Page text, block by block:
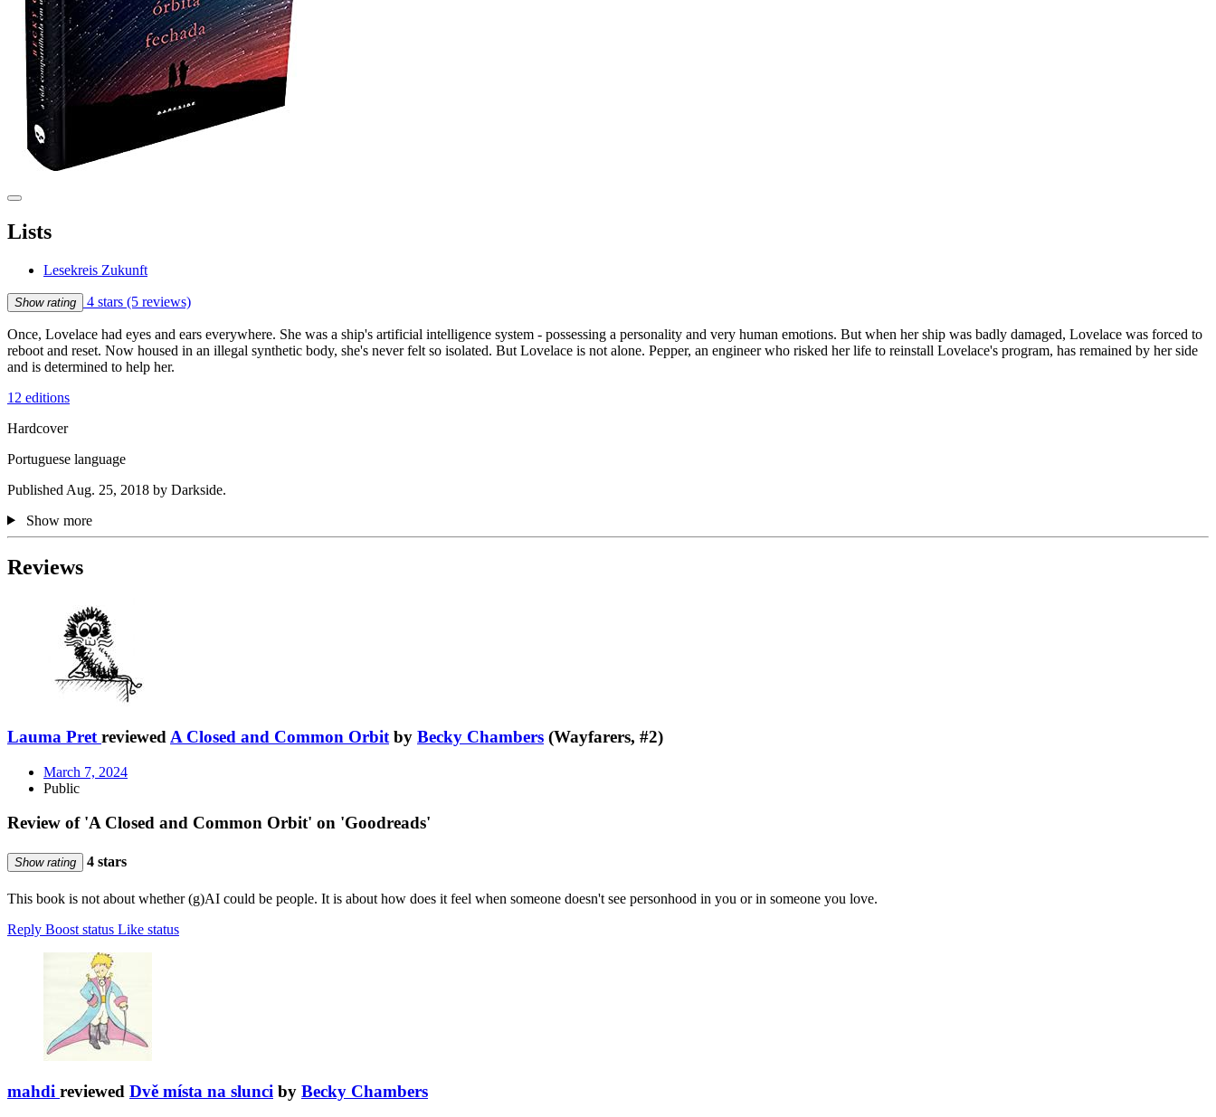
Lists
Lesekreis Zukunft
Show rating 4 stars (5 reviews)
Once, Lovelace had eyes and ears everywhere. She was a ship's artificial intelligence system - possessing a personality and very human emotions. But when her ship was badly damaged, Lovelace was forced to
reboot and reset. Now housed in an illegal synthetic body, she's never felt so isolated. But Lovelace is not alone. Pepper, an engineer who risked her life to reinstall Lovelace's program, has remained by her side
and is determined to help her.
12 editions
Hardcover
Portuguese language
Published Aug. 25, 2018 by Darkside.
Show more
Reviews
Lauma Pret reviewed A Closed and Common Orbit by Becky Chambers (Wayfarers, #2)
March 7, 2024
Public
Review of 'A Closed and Common Orbit' on 'Goodreads'
Show rating 4 stars
This book is not about whether (g)AI could be people. It is about how does it feel when someone doesn't see personhood in you or in someone you love.
Reply Boost status Like status
mahdi reviewed Dvě místa na slunci by Becky Chambers